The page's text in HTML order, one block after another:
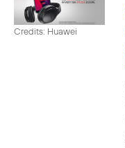
Credits: Huawei